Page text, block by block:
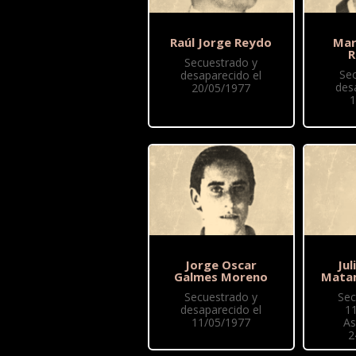
Raúl Jorge Reydo
Secuestrado y
desaparecido el
20/05/1977
Jorge Oscar
Galmes Moreno
Secuestrado y
desaparecido el
11/05/1977